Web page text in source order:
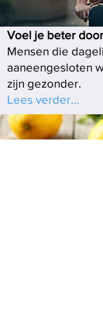
Voel je beter
Mensen die
aaneengesloten
zijn gezonder.
Lees verder...